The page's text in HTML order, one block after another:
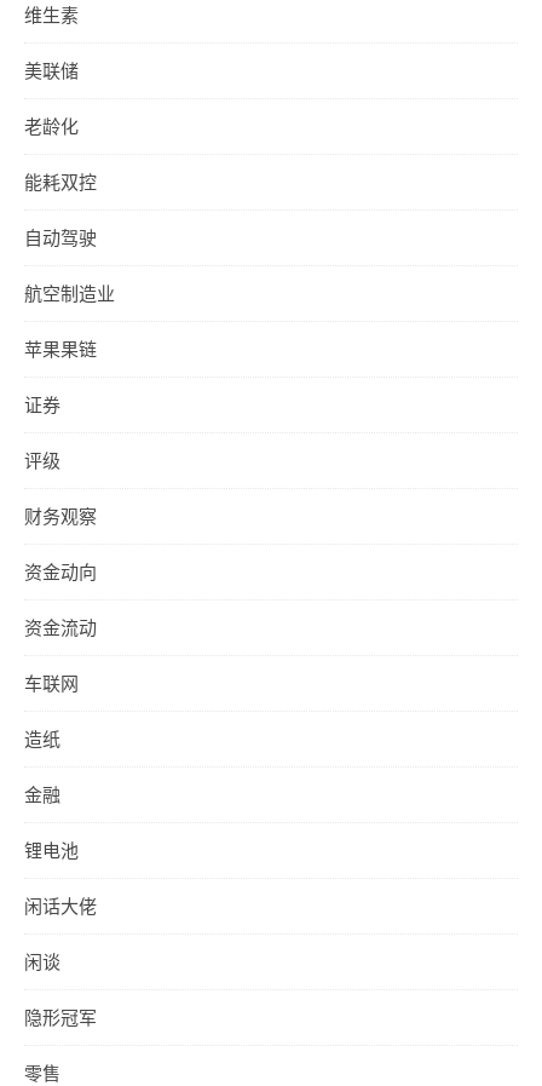
维生素
美联储
老龄化
能耗双控
自动驾驶
航空制造业
苹果果链
证券
评级
财务观察
资金动向
资金流动
车联网
造纸
金融
锂电池
闲话大佬
闲谈
隐形冠军
零售